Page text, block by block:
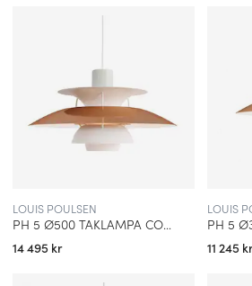
LOUIS POULSEN
PH 5 Ø500 TAKLAMPA COPPER
14 495 kr
LOUIS
11 245